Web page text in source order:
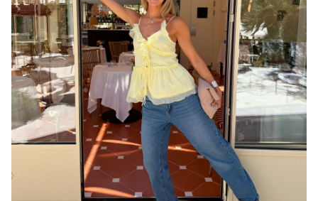
À
propos
de
nous
Suisse
/
français